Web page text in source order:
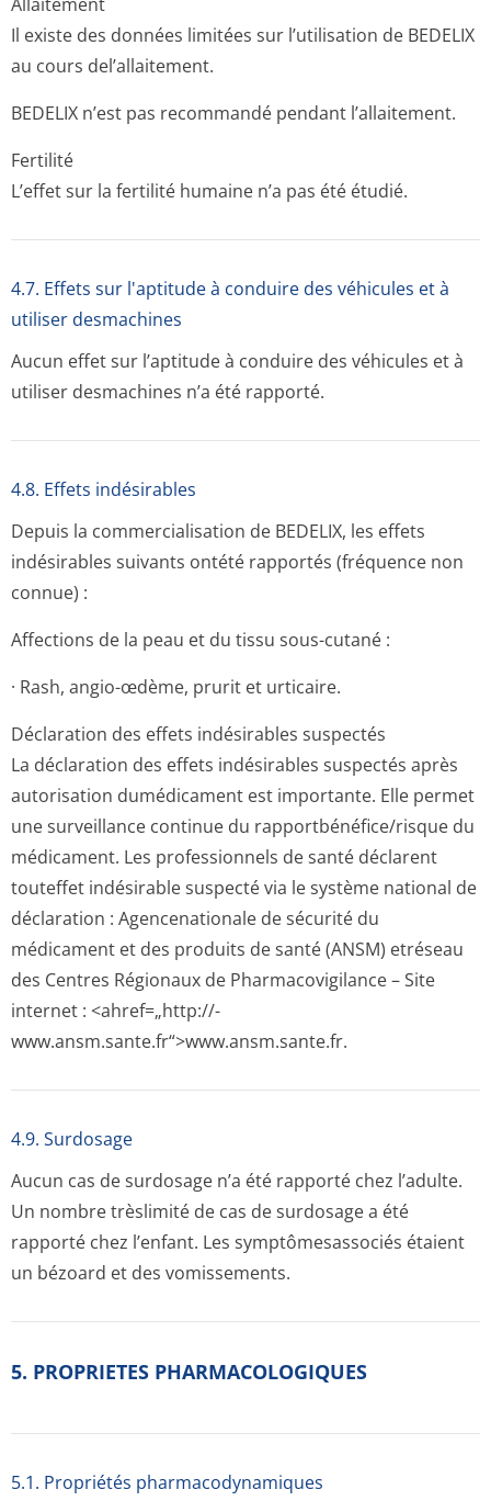
Il existe des données limitées sur l’utilisation de BEDELIX
au cours del’allaitement.
BEDELIX n’est pas recommandé pendant l’allaitement.
Fertilité
L’effet sur la fertilité humaine n’a pas été étudié.
4.7. Effets sur l'aptitude à conduire des véhicules et à
utiliser desmachines
Aucun effet sur l’aptitude à conduire des véhicules et à
utiliser desmachines n’a été rapporté.
4.8. Effets indésirables
Depuis la commercialisation de BEDELIX, les effets
indésirables suivants ontété rapportés (fréquence non
connue) :
Affections de la peau et du tissu sous-cutané :
· Rash, angio-œdème, prurit et urticaire.
Déclaration des effets indésirables suspectés
La déclaration des effets indésirables suspectés après
autorisation dumédicament est importante. Elle permet
une surveillance continue du rapportbénéfi­ce/risque du
médicament. Les professionnels de santé déclarent
touteffet indésirable suspecté via le système national de
déclaration : Agencenationale de sécurité du
médicament et des produits de santé (ANSM) etréseau
des Centres Régionaux de Pharmacovigilance – Site
internet : <ahref=„http://­
www.ansm.sante­.fr“>www.ansm­.sante.fr.
4.9. Surdosage
Aucun cas de surdosage n’a été rapporté chez l’adulte.
Un nombre trèslimité de cas de surdosage a été
rapporté chez l’enfant. Les symptômesassociés étaient
un bézoard et des vomissements.
5. PROPRIETES PHARMACOLOGIQUES
5.1. Propriétés pharmacodynami­ques